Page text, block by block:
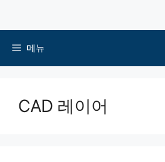
메뉴
CAD 레이어